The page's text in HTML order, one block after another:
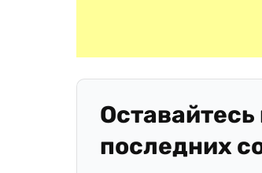
Оставайтесь
последних